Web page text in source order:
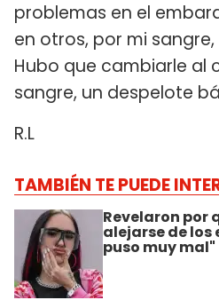
problemas en el
en otros, por mi
Hubo que cambiarle al
sangre, un despelote
R.L
TAMBIÉN TE PUEDE
Revelaron por
alejarse de los
puso muy mal"